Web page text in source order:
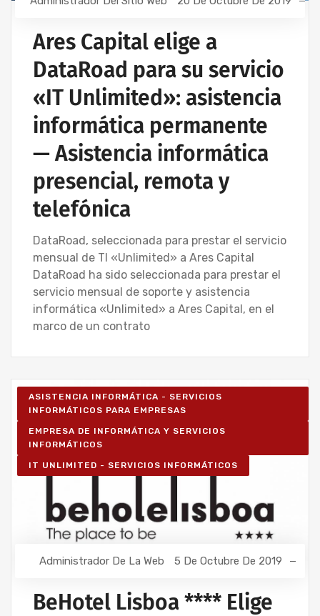
Ares Capital elige a
DataRoad para su servicio
«IT Unlimited»: asistencia
informática permanente
— Asistencia informática
presencial, remota y
telefónica
DataRoad, seleccionada para prestar el servicio
mensual de TI «Unlimited» a Ares Capital
DataRoad ha sido seleccionada para prestar el
servicio mensual de soporte y asistencia
informática «Unlimited» a Ares Capital, en el
marco de un contrato
ASISTENCIA INFORMÁTICA - SERVICIOS
INFORMÁTICOS PARA EMPRESAS
EMPRESA DE INFORMÁTICA Y SERVICIOS
INFORMÁTICOS
IT UNLIMITED - SERVICIOS INFORMÁTICOS
Administrador De La Web 5 De Octubre De 2019
BeHotel Lisboa **** Elige